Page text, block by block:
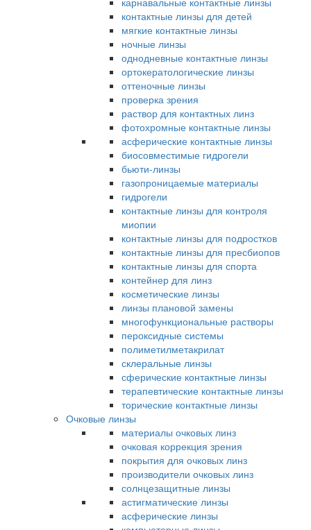
контактные линзы для детей
мягкие контактные линзы
ночные линзы
однодневные контактные линзы
ортокератологические линзы
оттеночные линзы
проверка зрения
раствор для контактных линз
фотохромные контактные линзы
асферические контактные линзы
биосовместимые гидрогели
бьюти-линзы
газопроницаемые материалы
гидрогели
контактные линзы для контроля
миопии
контактные линзы для подростков
контактные линзы для пресбиопов
контактные линзы для спорта
контейнер для линз
косметические линзы
линзы плановой замены
многофункциональные растворы
пероксидные системы
полиметилметакрилат
склеральные линзы
сферические контактные линзы
терапевтические контактные линзы
торические контактные линзы
Очковые линзы
материалы очковых линз
очковая коррекция зрения
покрытия для очковых линз
производители очковых линз
солнцезащитные линзы
астигматические линзы
асферические линзы